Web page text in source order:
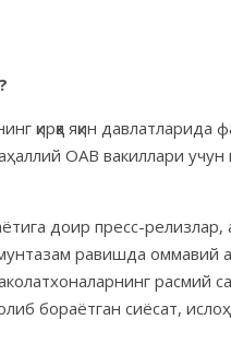
қирққа яқин давлатларида
ОАВ вакиллари
доир пресс-
равишда оммавий
расмий
бораётган сиёсат,